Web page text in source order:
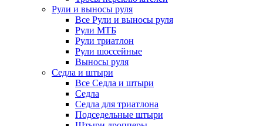
Рули и выносы руля
Все Рули и выносы руля
Рули МТБ
Рули триатлон
Рули шоссейные
Выносы руля
Седла и штыри
Все Седла и штыри
Седла
Седла для триатлона
Подседельные штыри